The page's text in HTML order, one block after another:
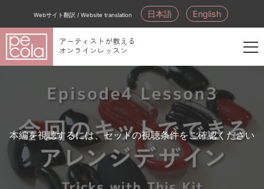
Webサイト翻訳 / Website translation 日本語 English
アーティストが教える
オンラインレッスン
新
員
登
録
本編を視聴するには、セットの視聴条件をご確認ください